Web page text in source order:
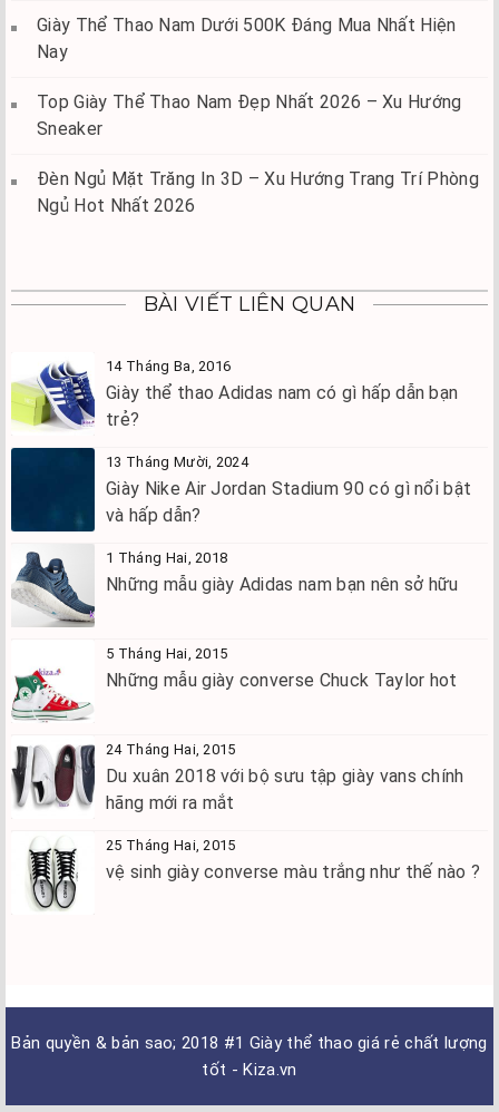
Giày Thể Thao Nam Dưới 500K Đáng Mua Nhất Hiện
Nay
Top Giày Thể Thao Nam Đẹp Nhất 2026 – Xu Hướng
Sneaker
Đèn Ngủ Mặt Trăng In 3D – Xu Hướng Trang Trí Phòng
Ngủ Hot Nhất 2026
BÀI VIẾT LIÊN QUAN
14 Tháng Ba, 2016
Giày thể thao Adidas nam có gì hấp dẫn bạn
trẻ?
13 Tháng Mười, 2024
Giày Nike Air Jordan Stadium 90 có gì nổi bật
và hấp dẫn?
1 Tháng Hai, 2018
Những mẫu giày Adidas nam bạn nên sở hữu
5 Tháng Hai, 2015
Những mẫu giày converse Chuck Taylor hot
24 Tháng Hai, 2015
Du xuân 2018 với bộ sưu tập giày vans chính
hãng mới ra mắt
25 Tháng Hai, 2015
vệ sinh giày converse màu trắng như thế nào ?
Bản quyền & bản sao; 2018 #1 Giày thể thao giá rẻ chất lượng
tốt - Kiza.vn